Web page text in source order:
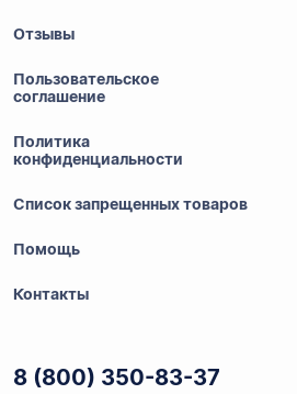
Отзывы
Пользовательское
соглашение
Политика
конфиденциальности
Список запрещенных товаров
Помощь
Контакты
8 (800) 350-83-37